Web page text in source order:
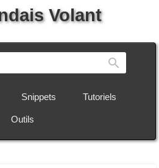
Volant
Snippets Tutoriels
Outils